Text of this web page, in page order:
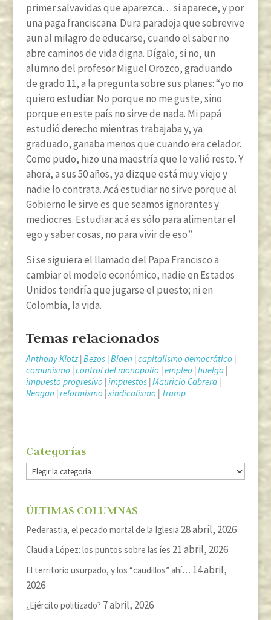
primer salvavidas que aparezca… si aparece, y por
una paga franciscana. Dura paradoja que sobrevive
aun al milagro de educarse, cuando el saber no
abre caminos de vida digna. Dígalo, si no, un
alumno del profesor Miguel Orozco, graduando
de grado 11, a la pregunta sobre sus planes: “yo no
quiero estudiar. No porque no me guste, sino
porque en este país no sirve de nada. Mi papá
estudió derecho mientras trabajaba y, ya
graduado, ganaba menos que cuando era celador.
Como pudo, hizo una maestría que le valió resto. Y
ahora, a sus 50 años, ya dizque está muy viejo y
nadie lo contrata. Acá estudiar no sirve porque al
Gobierno le sirve es que seamos ignorantes y
mediocres. Estudiar acá es sólo para alimentar el
ego y saber cosas, no para vivir de eso”.
Si se siguiera el llamado del Papa Francisco a
cambiar el modelo económico, nadie en Estados
Unidos tendría que jugarse el puesto; ni en
Colombia, la vida.
Temas relacionados
Anthony Klotz|Bezos|Biden |capitalismo democrático |
comunismo |control del monopolio |empleo |huelga|
impuesto progresivo |impuestos|Mauricio Cabrera|
Reagan |reformismo |sindicalismo | Trump
Categorías
Categorías
ÚLTIMAS COLUMNAS
Pederastia, el pecado mortal de la Iglesia 28 abril, 2026
Claudia López: los puntos sobre las íes 21 abril, 2026
El territorio usurpado, y los “caudillos” ahí… 14 abril,
2026
¿Ejército politizado? 7 abril, 2026